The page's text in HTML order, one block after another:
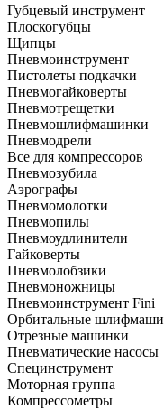
Губцевый инструмент
Плоскогубцы
Щипцы
Пневмоинструмент
Пистолеты подкачки
Пневмогайковерты
Пневмотрещетки
Пневмошлифмашинки
Пневмодрели
Все для компрессоров
Пневмозубила
Аэрографы
Пневмомолотки
Пневмопилы
Пневмоудлинители
Гайковерты
Пневмолобзики
Пневмоножницы
Пневмоинструмент Fini
Орбитальные
Отрезные машинки
Пневматические насосы
Специнструмент
Моторная группа
Компрессометры